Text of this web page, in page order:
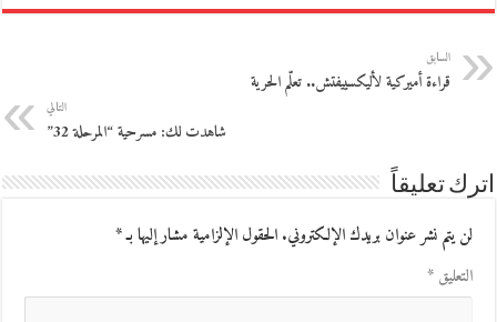
السابق
قراءة أميركية لأليكسييفتش.. تعلّم الحرية
التالي
شاهدت لك: مسرحية “المرحلة 32”
اترك تعليقاً
لن يتم نشر عنوان بريدك الإلكتروني.الحقول الإلزامية مشار إليها بـ*
التعليق*